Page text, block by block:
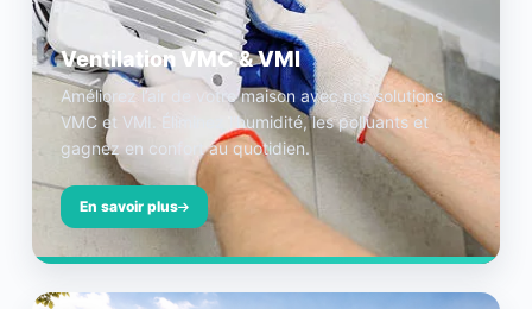
Ventilation VMC & VMI
Améliorez l’air de votre maison avec nos solutions
VMC et VMI. Éliminez l’humidité, les polluants et
gagnez en confort au quotidien.
En savoir plus